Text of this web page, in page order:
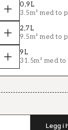
0,9L
3.5m² med to
2,7L
9.5m² med to
9L
31.5m² med
Legg i